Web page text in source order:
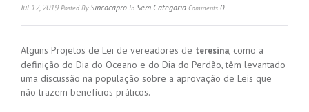
Jul 12, 2019Posted BySincocapro In Sem Categoria Comments 0
Alguns Projetos de Lei de vereadores de teresina, como a
definição do Dia do Oceano e do Dia do Perdão, têm levantado
uma discussão na população sobre a aprovação de Leis que
não trazem benefícios práticos.